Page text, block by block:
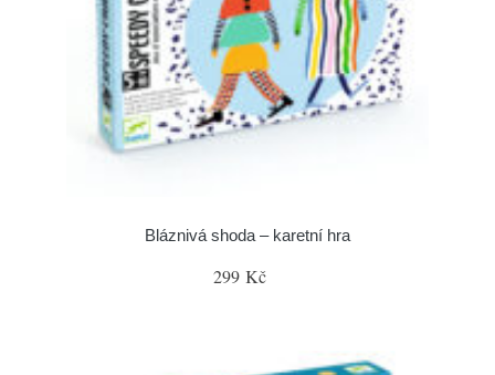
Bláznivá shoda – karetní hra
299 Kč